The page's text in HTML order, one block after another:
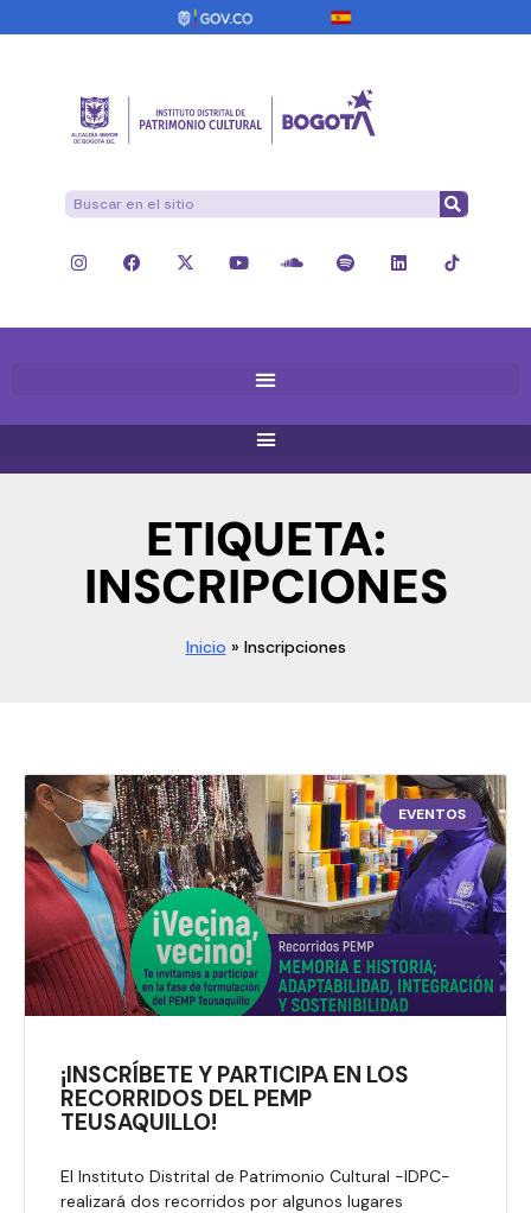
ETIQUETA:
INSCRIPCIONES
Inicio » Inscripciones
EVENTOS
¡INSCRÍBETE Y PARTICIPA EN LOS
RECORRIDOS DEL PEMP
TEUSAQUILLO!
El Instituto Distrital de Patrimonio Cultural -IDPC-
realizará dos recorridos por algunos lugares